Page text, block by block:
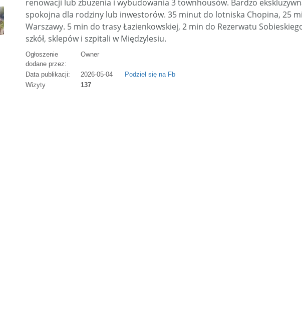
renowacji lub zbuzenia i wybudowania 3 townhousów. Bardzo
spokojna dla rodziny lub inwestorów. 35 minut do lotniska Chopina, 25
Warszawy. 5 min do trasy Łazienkowskiej, 2 min do Rezerwatu
szkół, sklepów i szpitali w Międzylesiu.
Ogłoszenie
dodane przez:
Owner
Data publikacji: 2026-05-04 Podziel się na Fb
Wizyty 137